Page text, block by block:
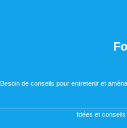
Besoin de conseils pour entretenir et
Idées et